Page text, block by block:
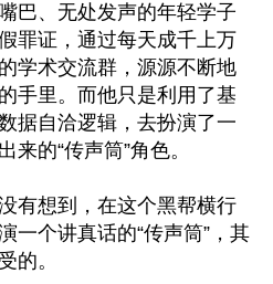
巴、无处发声的年轻学子
罪证，通过每天成千上万
学术交流群，源源不断地
手里。而他只是利用了基
据自洽逻辑，去扮演了一
的“传声筒”角色。
有想到，在这个黑帮横行
一个讲真话的“传声筒”，其
的。